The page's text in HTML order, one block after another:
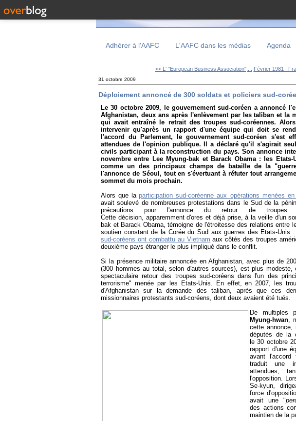
Adhérer à l'AAFC L'AAFC dans les médias Agenda
<< L' "European Business Association",... Février 1981 :
31 octobre 2009
Déploiement annoncé de 300 soldats et policiers sud-
Le 30 octobre 2009, le gouvernement sud-coréen a annoncé
Afghanistan, deux ans après l'enlèvement par les taliban et la
qui avait entraîné le retrait des troupes sud-coréennes.
intervenir qu'après un rapport d'une équipe qui doit se
l'accord du Parlement, le gouvernement sud-coréen s'est
attendues de l'opinion publique. Il a déclaré qu'il s'agirait
civils participant à la reconstruction du pays. Son annonce
novembre entre Lee Myung-bak et Barack Obama : les
comme un des principaux champs de bataille de la
l'annonce de Séoul, tout en s'évertuant à réfuter tout
sommet du mois prochain.
Alors que la participation sud-coréenne aux opérations menées
avait soulevé de nombreuses protestations dans le Sud de la
précautions pour l'annonce du retour de troupes
Cette décision, apparemment d'ores et déjà prise, à la veille d'un
bak et Barack Obama, témoigne de l'étroitesse des relations entre
soutien constant de la Corée du Sud aux guerres des Etats-Unis
sud-coréens ont combattu au Vietnam aux côtés des troupes
deuxième pays étranger le plus impliqué dans le conflit.
Si la présence militaire annoncée en Afghanistan, avec plus de
(300 hommes au total, selon d'autres sources), est plus modeste,
spectaculaire retour des troupes sud-coréens dans l'un des
terrorisme" menée par les Etats-Unis. En effet, en 2007, les
d'Afghanistan sur la demande des taliban, après que ces
missionnaires protestants sud-coréens, dont deux avaient été tués.
De multiples
Myung-hwan,
cette annonce,
députés de la
le 30 octobre
rapport d'une
avant l'accord
traduit une
attendues,
l'opposition.
Se-kyun,
force
avait une "
des actions
maintien de la